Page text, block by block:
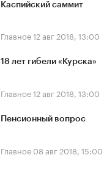
Каспийский саммит
Главное12 авг 2018, 13:00
18 лет гибели «Курска»
Главное12 авг 2018, 13:00
Пенсионный вопрос
Главное 08 авг 2018, 15:00